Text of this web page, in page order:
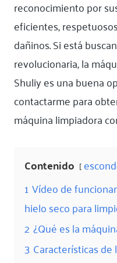
reconocimiento por
eficientes,
dañinos. Si está
revolucionaria, la
Shuliy es una buena
contactarme para
máquina limpiadora
Contenido
1 Vídeo de
hielo seco para
2 ¿Qué es la
3 Características